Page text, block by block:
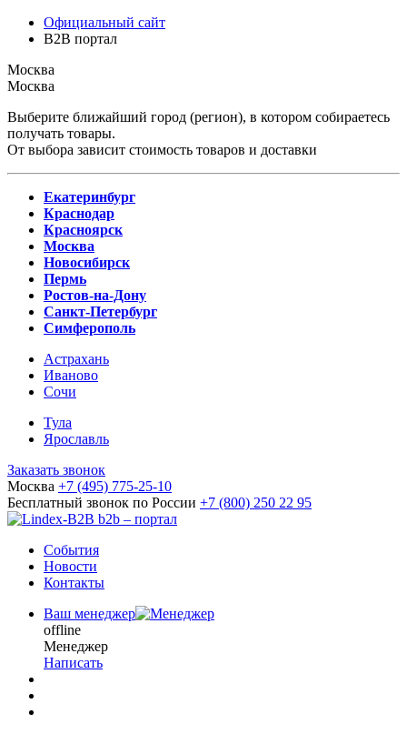
Официальный сайт
B2B портал
Москва
Москва
Выберите ближайший город (регион), в котором собираетесь
получать товары.
От выбора зависит стоимость товаров и доставки
Екатеринбург
Краснодар
Красноярск
Москва
Новосибирск
Пермь
Ростов-на-Дону
Санкт-Петербург
Симферополь
Астрахань
Иваново
Сочи
Тула
Ярославль
Заказать звонок
Москва +7 (495) 775-25-10
Бесплатный звонок по России +7 (800) 250 22 95
b2b – портал
События
Новости
Контакты
Ваш менеджер
offline
Менеджер
Написать